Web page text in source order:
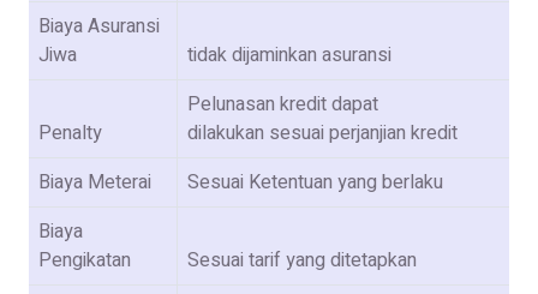
Biaya Asuransi
Jiwa
tidak dijaminkan asuransi
Penalty
Pelunasan kredit dapat
dilakukan sesuai perjanjian kredit
Biaya Meterai
Sesuai Ketentuan yang berlaku
Biaya
Pengikatan
Sesuai tarif yang ditetapkan